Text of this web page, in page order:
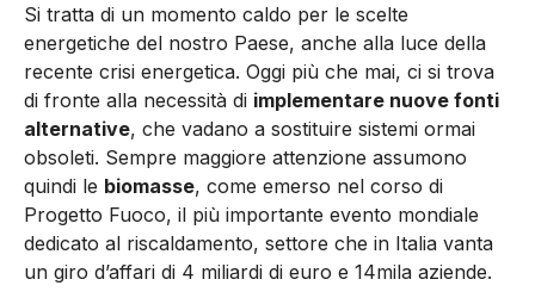
Si tratta di un momento caldo per le scelte
energetiche del nostro Paese, anche alla luce della
recente crisi energetica. Oggi più che mai, ci si trova
di fronte alla necessità di implementare nuove fonti
alternative, che vadano a sostituire sistemi ormai
obsoleti. Sempre maggiore attenzione assumono
quindi le biomasse, come emerso nel corso di
Progetto Fuoco, il più importante evento mondiale
dedicato al riscaldamento, settore che in Italia vanta
un giro d’affari di 4 miliardi di euro e 14mila aziende.